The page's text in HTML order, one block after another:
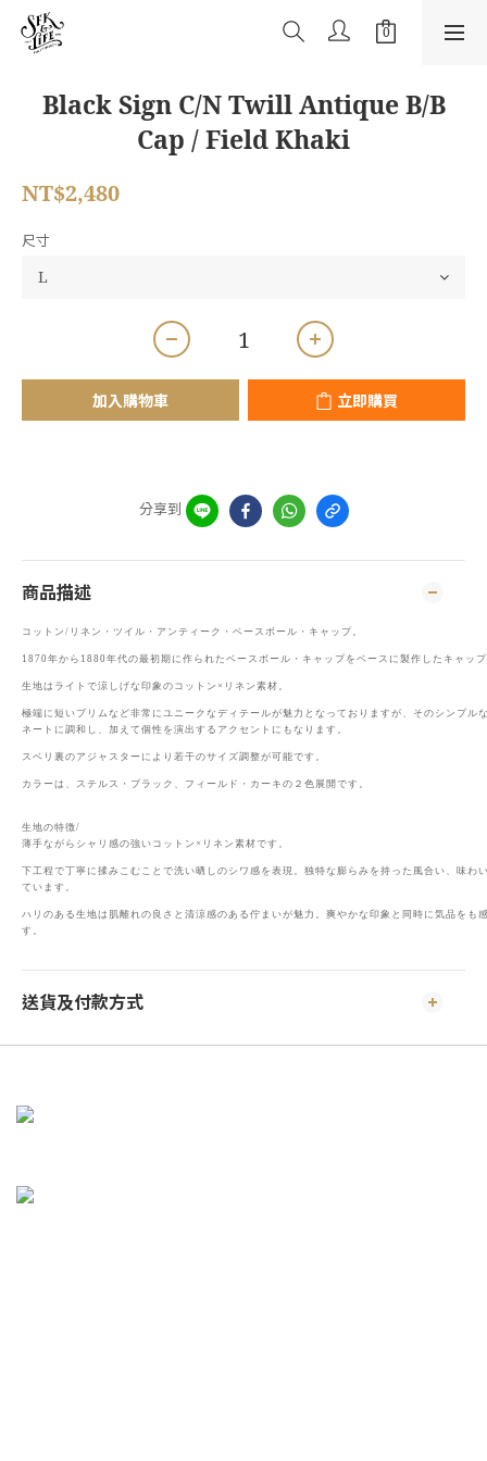
Black Sign C/N Twill Antique B/B
Cap / Field Khaki
NT$2,480
尺寸
加入購物車 立即購買
分享到
商品描述
コットン/リネン・ツイル・アンティーク・ベースボール・キャップ。
1870年から1880年代の最初期に作られたベースボール・キャップをベースに製作したキャッ
生地はライトで涼しげな印象のコットン×リネン素材。
極端に短いブリムなど非常にユニークなディテールが魅力となっておりますが、そのシンプル
ネートに調和し、加えて個性を演出するアクセントにもなります。
スベリ裏のアジャスターにより若干のサイズ調整が可能です。
カラーは、ステルス・ブラック、フィールド・カーキの２色展開です。
生地の特徴/
薄手ながらシャリ感の強いコットン×リネン素材です。
下工程で丁寧に揉みこむことで洗い晒しのシワ感を表現。独特な膨らみを持った風合い、味わ
ています。
ハリのある生地は肌離れの良さと清涼感のある佇まいが魅力。爽やかな印象と同時に気品をも
す。
送貨及付款方式